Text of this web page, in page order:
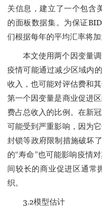
关信息，建立了一个包含
的面板数据集。为保证
们根据每年的平均汇率将加
本文使用两个因变量
疫情可能通过减少区域内
收入，也可能对评估费和
第一个因变量是商业促进
费占总收入的比例。在新
可能受到严重影响，因为
封锁等政府限制措施破坏
的“寿命”也可能影响疫情
间较长的商业促进区通常
织。
3.2模型估计